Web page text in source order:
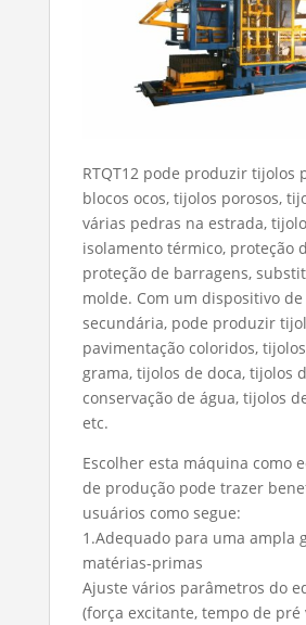
RTQT12 pode produzir tijolos
blocos ocos, tijolos porosos,
várias pedras na estrada,
isolamento térmico, proteção
proteção de barragens,
molde. Com um dispositivo
secundária, pode produzir
pavimentação coloridos,
grama, tijolos de doca, tijolos
conservação de água, tijolos
etc.
Escolher esta máquina como
de produção pode trazer
usuários como segue:
1.Adequado para uma ampla
matérias-primas
Ajuste vários parâmetros do
(força excitante, tempo de pré